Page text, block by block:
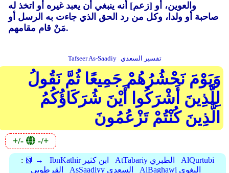
والعوين، أو [زعم] أنه ينبغي أن يعبد غيره أو اتخذ له
صاحبة أو ولدا، وكل من رد الحق الذي جاءت به الرسل أو
مَنْ قام مقامهم.
Tafseer As-Saadiy تفسير السعدي
وَيَوْمَ نَحْشُرُهُمْ جَمِيعًا ثُمَّ نَقُولُ
لِلَّذِينَ أَشْرَكُوا أَيْنَ شُرَكَاؤُكُمُ
الَّذِينَ كُنْتُمْ تَزْعُمُونَ
+/- -/+
: 📗 → IbnKathir ابن كثير AtTabariy الطبري
AlQurtubi
القرطوبي
AsSaadiyy السعدي AlBaghawi البغوي